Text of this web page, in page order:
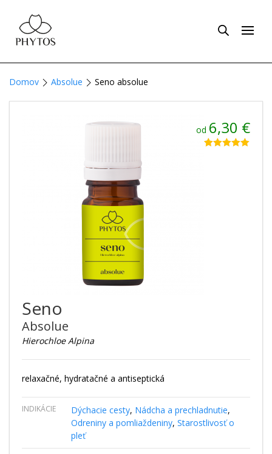
Domov Absolue Seno absolue
Seno
Absolue
Hierochloe Alpina
relaxačné, hydratačné a antiseptická
INDIKÁCIE Dýchacie cesty, Nádcha a prechladnutie,
Odreniny a pomliaždeniny, Starostlivosť o
pleť
od 6,30 €